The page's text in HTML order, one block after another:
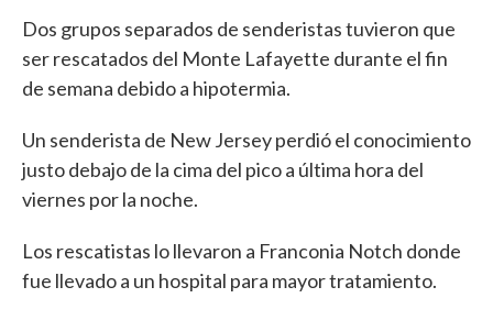
Dos grupos separados de senderistas tuvieron que
ser rescatados del Monte Lafayette durante el fin
de semana debido a hipotermia.
Un senderista de New Jersey perdió el conocimiento
justo debajo de la cima del pico a última hora del
viernes por la noche.
Los rescatistas lo llevaron a Franconia Notch donde
fue llevado a un hospital para mayor tratamiento.